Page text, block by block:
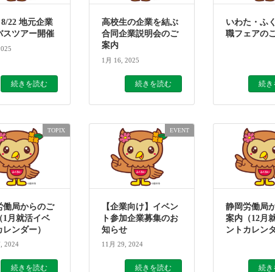
22 地元企業
スツアー開催
続きを読む
高校生の企業を結ぶ
合同企業説明会のご
案内
1月 16, 2025
続きを読む
いわた・ふ
職フェアの
続き
TOPIX
働局からのご
1月就活イベ
ンダー）
2024
続きを読む
EVENT
【企業向け】イベン
ト参加企業募集のお
知らせ
11月 29, 2024
続きを読む
静岡労働局
案内（12月
ントカレン
続き